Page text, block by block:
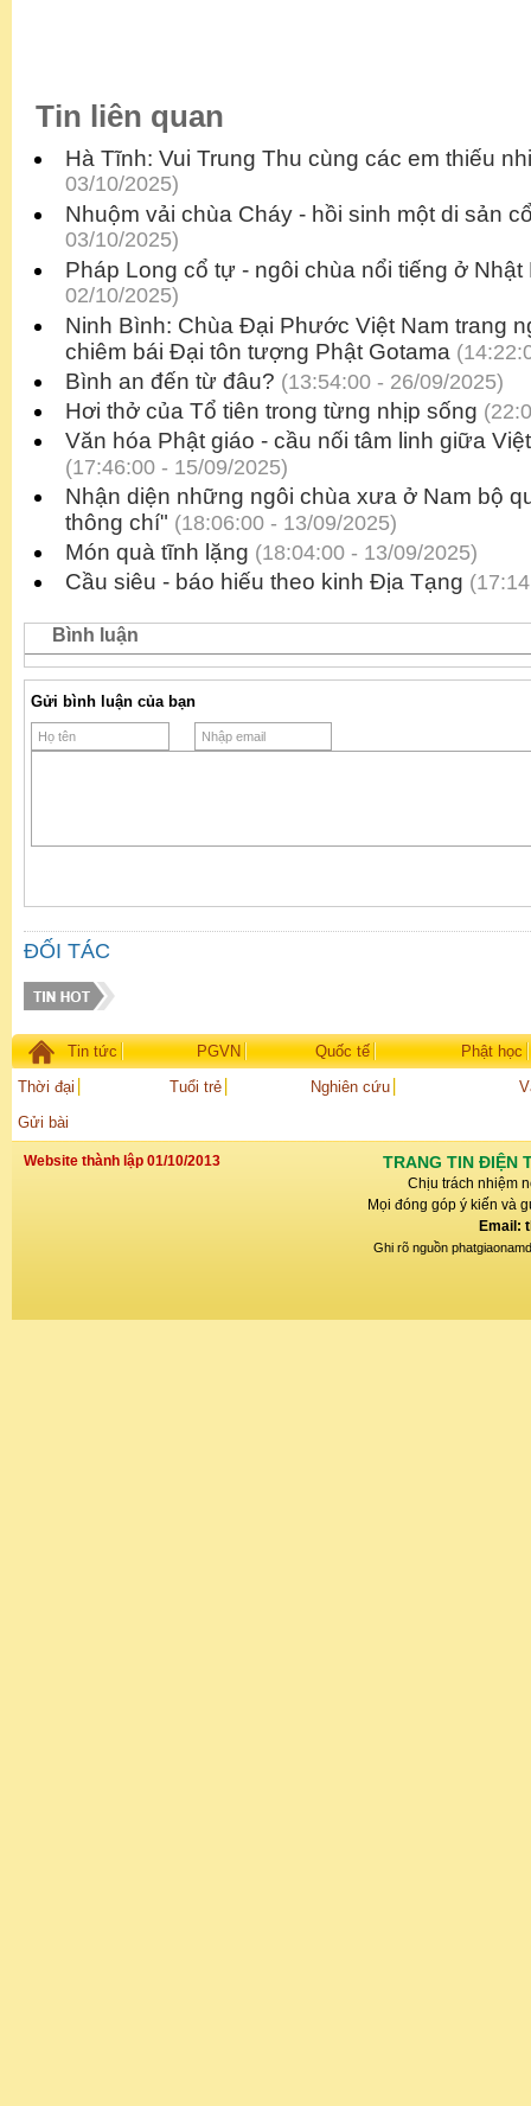
Tin liên quan
Hà Tĩnh: Vui Trung Thu cùng các em thiếu nhi
03/10/2025)
Nhuộm vải chùa Cháy - hồi sinh một di sản
03/10/2025)
Pháp Long cổ tự - ngôi chùa nổi tiếng ở Nhật
02/10/2025)
Ninh Bình: Chùa Đại Phước Việt Nam trang
chiêm bái Đại tôn tượng Phật Gotama
Bình an đến từ đâu? (13:54:00 - 26/09/2025)
Hơi thở của Tổ tiên trong từng nhịp sống
Văn hóa Phật giáo - cầu nối tâm linh giữa
(17:46:00 - 15/09/2025)
Nhận diện những ngôi chùa xưa ở Nam bộ
thông chí" (18:06:00 - 13/09/2025)
Món quà tĩnh lặng (18:04:00 - 13/09/2025)
Cầu siêu - báo hiếu theo kinh Địa Tạng
Bình luận
Gửi bình luận của bạn
ĐỐI TÁC
Tin tức PGVN Quốc tế
Phật học
Thời đại
Tuổi trẻ Nghiên cứu
Gửi bài
Website thành lập 01/10/2013 TRANG TIN ĐIỆN
Chịu trách nhiệm
Mọi đóng góp ý kiến và
Email:
Ghi rõ nguồn